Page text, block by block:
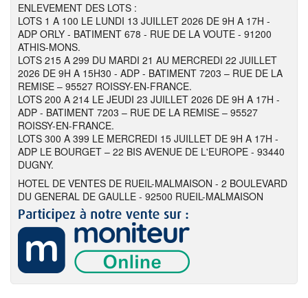
ENLEVEMENT DES LOTS :
LOTS 1 A 100 LE LUNDI 13 JUILLET 2026 DE 9H A 17H -
ADP ORLY - BATIMENT 678 - RUE DE LA VOUTE - 91200
ATHIS-MONS.
LOTS 215 A 299 DU MARDI 21 AU MERCREDI 22 JUILLET
2026 DE 9H A 15H30 - ADP - BATIMENT 7203 – RUE DE LA
REMISE – 95527 ROISSY-EN-FRANCE.
LOTS 200 A 214 LE JEUDI 23 JUILLET 2026 DE 9H A 17H -
ADP - BATIMENT 7203 – RUE DE LA REMISE – 95527
ROISSY-EN-FRANCE.
LOTS 300 A 399 LE MERCREDI 15 JUILLET DE 9H A 17H -
ADP LE BOURGET – 22 BIS AVENUE DE L'EUROPE - 93440
DUGNY.
HOTEL DE VENTES DE RUEIL-MALMAISON - 2 BOULEVARD
DU GENERAL DE GAULLE - 92500 RUEIL-MALMAISON